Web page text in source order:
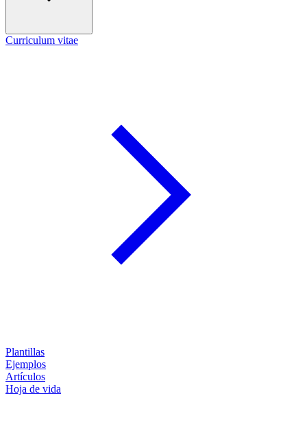
Curriculum vitae
Plantillas
Ejemplos
Artículos
Hoja de vida